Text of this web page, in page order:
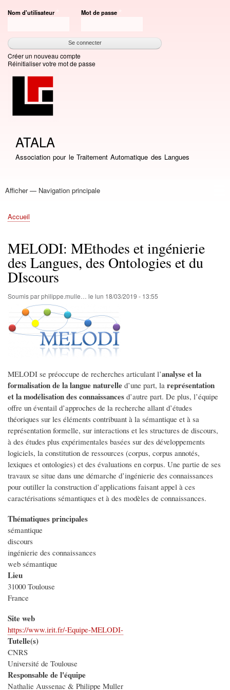
au
principal
Nom d'utilisateur Mot de passe
Créer un nouveau compte
Réinitialiser votre mot de passe
ATALA
Association pour le Traitement Automatique des Langues
Navigation
Afficher — Navigation principale
Accueil
Association
Bourses
Adhésion
Revue TAL
Liste LN
Conférence TALN
Conférences
Prix de thèse
Prix TALN-RECITAL
Annuaires
Journées
Offres d'emploi
Fil
Accueil
MELODI: MEthodes et ingénierie
des Langues, des Ontologies et du
DIscours
Soumis parphilippe.mulle… le lun 18/03/2019 - 13:55
MELODI se préoccupe de recherches articulant l’analyse et la
formalisation de la langue naturelle d’une part, la représentation
et la modélisation des connaissances d’autre part. De plus, l’équipe
offre un éventail d’approches de la recherche allant d’études
théoriques sur les éléments contribuant à la sémantique et à sa
représentation formelle, sur interactions et les structures de discours,
à des études plus expérimentales basées sur des développements
logiciels, la constitution de ressources (corpus, corpus annotés,
lexiques et ontologies) et des évaluations en corpus. Une partie de ses
travaux se situe dans une démarche d’ingénierie des connaissances
pour outiller la construction d’applications faisant appel à ces
caractérisations sémantiques et à des modèles de connaissances.
Thématiques principales
sémantique
discours
ingénierie des connaissances
web sémantique
Lieu
31000 Toulouse
France
Site web
https://www.irit.fr/-Equipe-MELODI-
Tutelle(s)
CNRS
Université de Toulouse
Responsable de l'équipe
Nathalie Aussenac & Philippe Muller